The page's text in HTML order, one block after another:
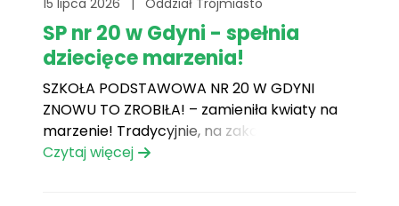
15 lipca 2026 | Oddział Trójmiasto
SP nr 20 w Gdyni - spełnia
dziecięce marzenia!
SZKOŁA PODSTAWOWA NR 20 W GDYNI
ZNOWU TO ZROBIŁA! – zamieniła kwiaty na
marzenie! Tradycyjnie, na zakończenie roku
szkolnego 2025/2026 Nauczyciele z
Czytaj więcej